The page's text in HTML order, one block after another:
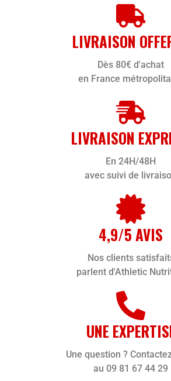
LIVRAISON
Dès 80€ d'achat
en France
LIVRAISON
En 24H/48H
avec suivi de
4,9/5 AVIS
Nos clients
parlent d'Athletic
UNE
Une question ?
au 09 81 67 44 29